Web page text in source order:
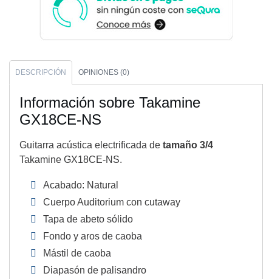
DESCRIPCIÓN OPINIONES (0)
Información sobre Takamine
GX18CE-NS
Guitarra acústica electrificada de tamaño 3/4
Takamine GX18CE-NS.
Acabado: Natural
Cuerpo Auditorium con cutaway
Tapa de abeto sólido
Fondo y aros de caoba
Mástil de caoba
Diapasón de palisandro